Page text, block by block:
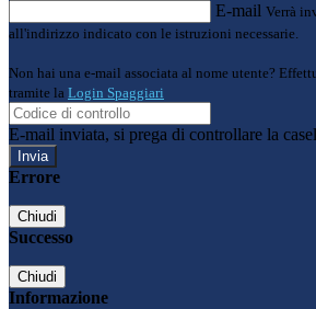
E-mail Verrà
all'indirizzo indicato con le istruzioni necessarie.
Non hai una e-mail associata al nome utente?
tramite la Login Spaggiari
E-mail inviata, si prega di controllare la
Errore
Chiudi
Successo
Chiudi
Informazione